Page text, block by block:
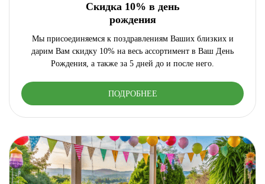
Скидка 10% в день
рождения
Мы присоединяемся к поздравлениям Ваших близких и
дарим Вам скидку 10% на весь ассортимент в Ваш День
Рождения, а также за 5 дней до и после него.
ПОДРОБНЕЕ